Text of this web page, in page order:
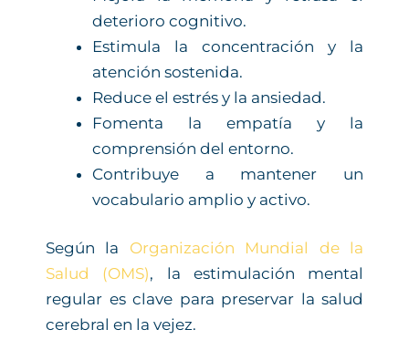
deterioro cognitivo.
Estimula la concentración y la
atención sostenida.
Reduce el estrés y la ansiedad.
Fomenta la empatía y la
comprensión del entorno.
Contribuye a mantener un
vocabulario amplio y activo.
Según la Organización Mundial de la
Salud (OMS), la estimulación mental
regular es clave para preservar la salud
cerebral en la vejez.